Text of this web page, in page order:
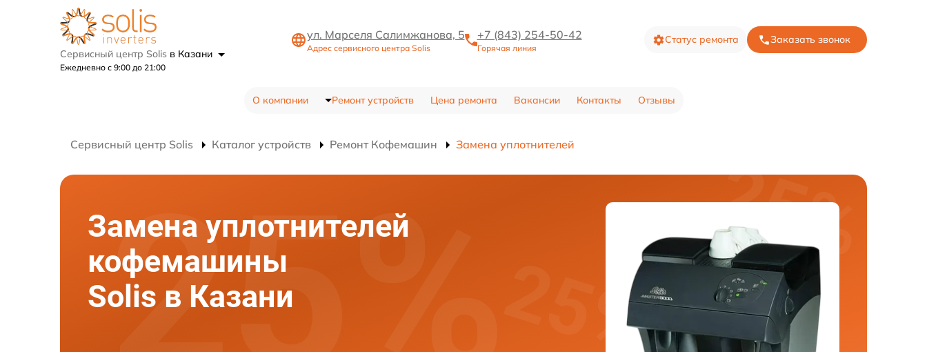
Сервисный центр Solis в Казани
Ежедневно с 9:00 до 21:00
ул. Марселя Салимжанова, 5
Адрес сервисного центра Solis
+7 (843) 254-50-42
Горячая линия
Статус ремонта Заказать звонок
О компании Ремонт устройств Цена ремонта Вакансии Контакты Отзывы
Сервисный центр Solis Каталог устройств Ремонт Кофемашин Замена уплотнителей
Замена уплотнителей
кофемашины
Solis в Казани